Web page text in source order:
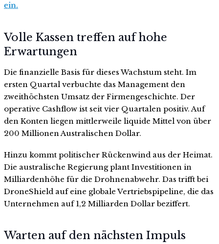
ein.
Volle Kassen treffen auf hohe
Erwartungen
Die finanzielle Basis für dieses Wachstum steht. Im
ersten Quartal verbuchte das Management den
zweithöchsten Umsatz der Firmengeschichte. Der
operative Cashflow ist seit vier Quartalen positiv. Auf
den Konten liegen mittlerweile liquide Mittel von über
200 Millionen Australischen Dollar.
Hinzu kommt politischer Rückenwind aus der Heimat.
Die australische Regierung plant Investitionen in
Milliardenhöhe für die Drohnenabwehr. Das trifft bei
DroneShield auf eine globale Vertriebspipeline, die das
Unternehmen auf 1,2 Milliarden Dollar beziffert.
Warten auf den nächsten Impuls